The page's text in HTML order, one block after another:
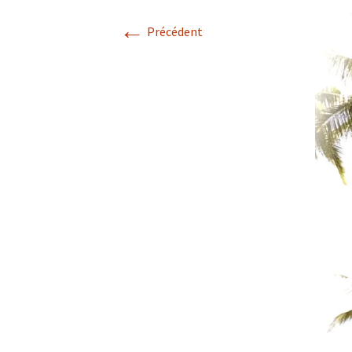
← Précédent